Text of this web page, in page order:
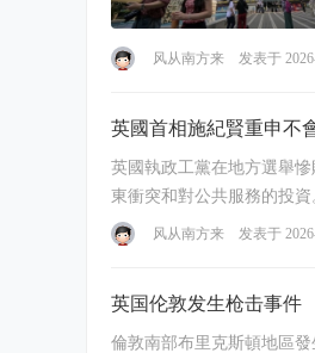
风从南方来 发表于
英國首相施紀賢重申不
英國執政工黨在地方選舉慘敗，首相施紀賢重申不會為此下台。 施紀賢召開記
风从南方来 发表于
英国伦敦发生枪击事
倫敦南部布里克斯頓地區發生無差別槍